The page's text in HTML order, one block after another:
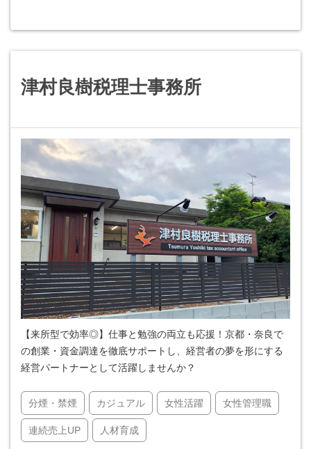
津村良樹税理士事務所
【来所型で効率◎】仕事と勉強の両立も応援！京都・奈良で
の創業・資金調達を徹底サポートし、経営者の夢を形にする
経営パートナーとして活躍しませんか？
分煙・禁煙 カジュアル 女性活躍 女性管理職
連続売上UP 人材育成